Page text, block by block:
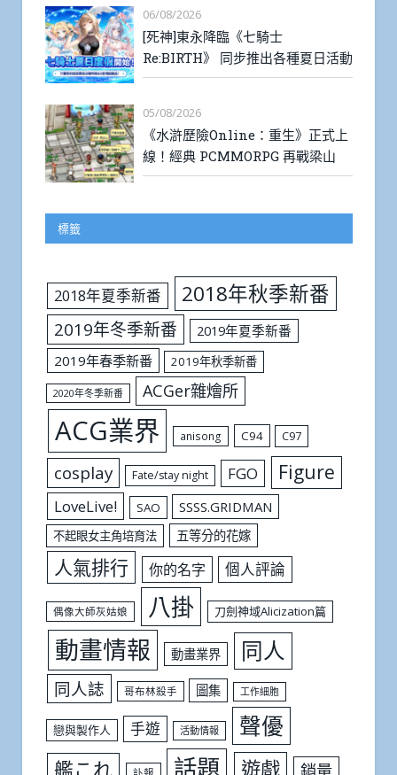
06/08/2026
[死神]東永降臨《七騎士
Re:BIRTH》 同步推出各種夏日活動
05/08/2026
《水滸歷險Online：重生》正式上
線！經典 PCMMORPG 再戰梁山
標籤
2018年夏季新番 2018年秋季新番
2019年冬季新番
2019年夏季新番
2019年春季新番
2019年秋季新番
2020年冬季新番 ACGer雜燴所
ACG業界 anisong C94 C97
cosplay Fate/stay night FGO Figure
LoveLive! SAO SSSS.GRIDMAN
不起眼女主角培育法 五等分的花嫁
人氣排行 你的名字 個人評論
偶像大師灰姑娘 八掛 刀劍神域Alicization篇
動畫情報 動畫業界 同人
同人誌 哥布林殺手 圖集 工作細胞
戀與製作人 手遊 活動情報 聲優
艦これ 話題 遊戲 銷量